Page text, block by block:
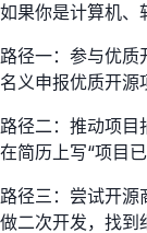
如果你是计算机、
路径一：参与优
名义申报优质开源
路径二：推动项目
在简历上写“项目
路径三：尝试开
做二次开发，找到